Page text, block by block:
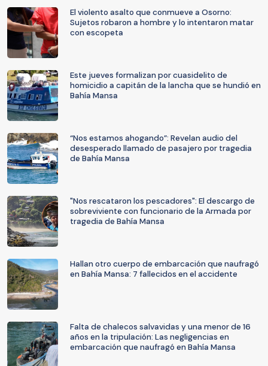
El violento asalto que conmueve a Osorno:
Sujetos robaron a hombre y lo intentaron matar
con escopeta
Este jueves formalizan por cuasidelito de
homicidio a capitán de la lancha que se hundió en
Bahía Mansa
“Nos estamos ahogando”: Revelan audio del
desesperado llamado de pasajero por tragedia
de Bahía Mansa
"Nos rescataron los pescadores": El descargo de
sobreviviente con funcionario de la Armada por
tragedia de Bahía Mansa
Hallan otro cuerpo de embarcación que naufragó
en Bahía Mansa: 7 fallecidos en el accidente
Falta de chalecos salvavidas y una menor de 16
años en la tripulación: Las negligencias en
embarcación que naufragó en Bahía Mansa